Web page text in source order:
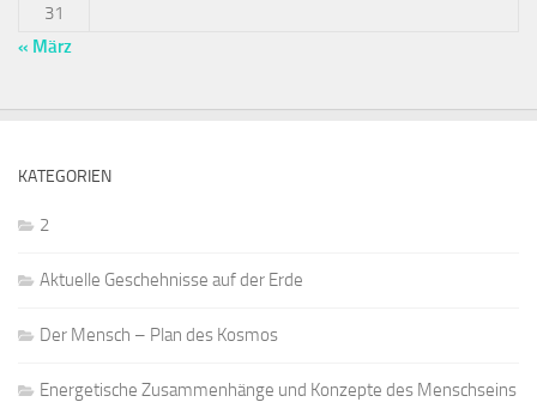
31
« März
KATEGORIEN
2
Aktuelle Geschehnisse auf der Erde
Der Mensch – Plan des Kosmos
Energetische Zusammenhänge und Konzepte des Menschseins